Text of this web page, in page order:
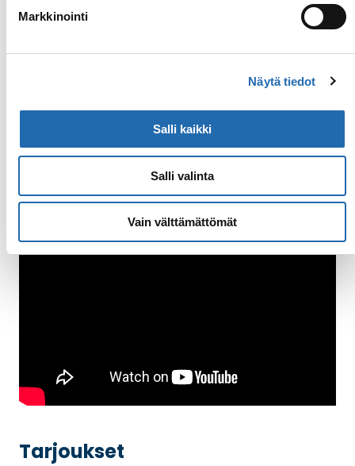
Markkinointi
Näytä tiedot
Salli kaikki
Salli valinta
Vain välttämättömät
Hytin sisustus/kalustus saattaa vaihdella
Galleria
Tarjoukset